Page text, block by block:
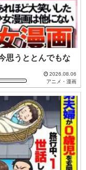
思うととんでもな
2026.08.06
アニメ・漫画